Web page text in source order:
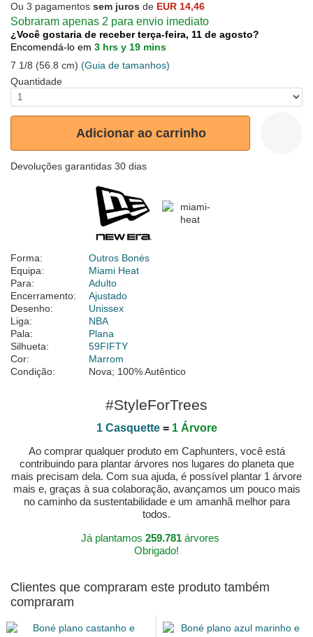
Ou 3 pagamentos sem juros de EUR 14,46
Sobraram apenas 2 para envio imediato
¿Você gostaria de receber terça-feira, 11 de agosto?
Encomendá-lo em 3 hrs y 19 mins
7 1/8 (56.8 cm) (Guia de tamanhos)
Quantidade
Adicionar ao carrinho
Devoluções garantidas 30 dias
Forma:
Outros Bonés
Equipa:
Miami Heat
Para:
Adulto
Encerramento:
Ajustado
Desenho:
Unissex
Liga:
NBA
Pala:
Plana
Silhueta:
59FIFTY
Cor:
Marrom
Condição:
Nova; 100% Autêntico
#StyleForTrees
1 Casquette= 1 Árvore
Ao comprar qualquer produto em Caphunters, você está
contribuindo para plantar árvores nos lugares do planeta que
mais precisam dela. Com sua ajuda, é possível plantar 1 árvore
mais e, graças à sua colaboração, avançamos um pouco mais
no caminho da sustentabilidade e um amanhã melhor para
todos.
Já plantamos 259.781árvores
Obrigado!
Clientes que compraram este produto também
compraram